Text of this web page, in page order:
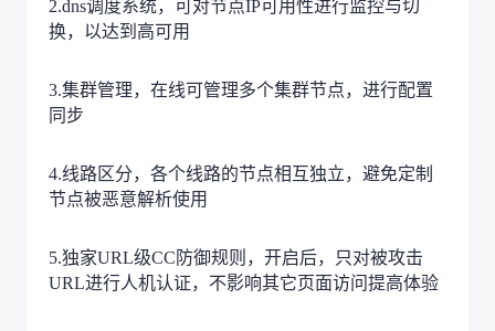
2.dns调度系统，可对节点IP可用性进行监控与切
换，以达到高可用
3.集群管理，在线可管理多个集群节点，进行配置
同步
4.线路区分，各个线路的节点相互独立，避免定制
节点被恶意解析使用
5.独家URL级CC防御规则，开启后，只对被攻击
URL进行人机认证，不影响其它页面访问提高体验